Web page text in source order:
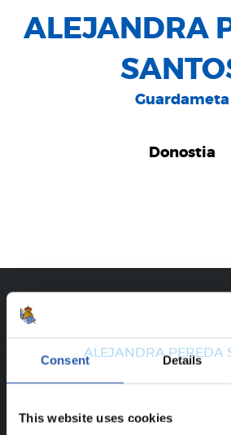
Consent Details
This website uses cookies
ALEJANDRA
Guardameta
Donostia
ALEJANDRA PEREDA